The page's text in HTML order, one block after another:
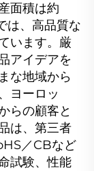
面積は約
は、高品質な
います。厳
アイデアを
な地域から
ヨーロッ
らの顧客と
は、第三者
／CBなど
試験、性能